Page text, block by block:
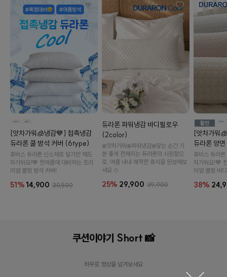
[앗차가워🧊냉감💙] 접촉냉감
듀라론 쿨 방석 커버 (6type)
휴비스 듀라론 신소재로 닿기만 해도
차가워요!💙 한여름에 대비하는 프리
미엄 쿨링 방석 커버!
51%14,900 30,500
듀라론 파워냉감 바디필로우
(2color)
❄️앗차가워❄️파워냉감❄️닿는 순간 기
분 좋게 전해지는 듀라론의 시원함으
로, 여름 내내 쾌적한 휴식을 완성해보
세요.⛄
25% 29,900 39,900
[앗차가워
듀라론 양
휴비스 듀라
차가워요!💙
미엄 쿨링 바
38%
쿠션이야기 Short 📸
6,000원
좌우로 영상을 넘겨보세요